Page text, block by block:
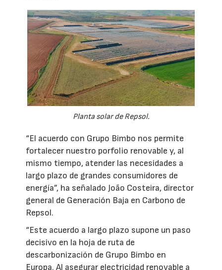
Planta solar de Repsol.
“El acuerdo con Grupo Bimbo nos permite
fortalecer nuestro porfolio renovable y, al
mismo tiempo, atender las necesidades a
largo plazo de grandes consumidores de
energía”, ha señalado João Costeira, director
general de Generación Baja en Carbono de
Repsol.
“Este acuerdo a largo plazo supone un paso
decisivo en la hoja de ruta de
descarbonización de Grupo Bimbo en
Europa. Al asegurar electricidad renovable a